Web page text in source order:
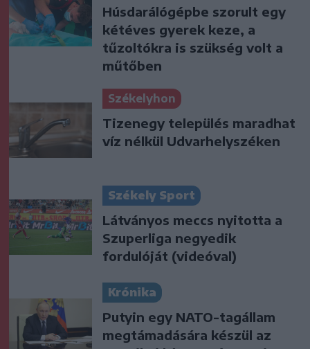
Húsdarálógépbe szorult egy
kétéves gyerek keze, a
tűzoltókra is szükség volt a
műtőben
Székelyhon
Tizenegy település maradhat
víz nélkül Udvarhelyszéken
Székely Sport
Látványos meccs nyitotta a
Szuperliga negyedik
fordulóját (videóval)
Krónika
Putyin egy NATO-tagállam
megtámadására készül az